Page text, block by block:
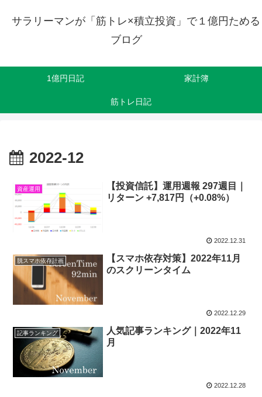
サラリーマンが「筋トレ×積立投資」で１億円ためる
ブログ
1億円日記 家計簿
筋トレ日記
2022-12
資産運用
【投資信託】運用週報 297週目｜
リターン +7,817円（+0.08%）
2022.12.31
脱スマホ依存計画
【スマホ依存対策】2022年11月
のスクリーンタイム
2022.12.29
記事ランキング
人気記事ランキング｜2022年11
月
2022.12.28